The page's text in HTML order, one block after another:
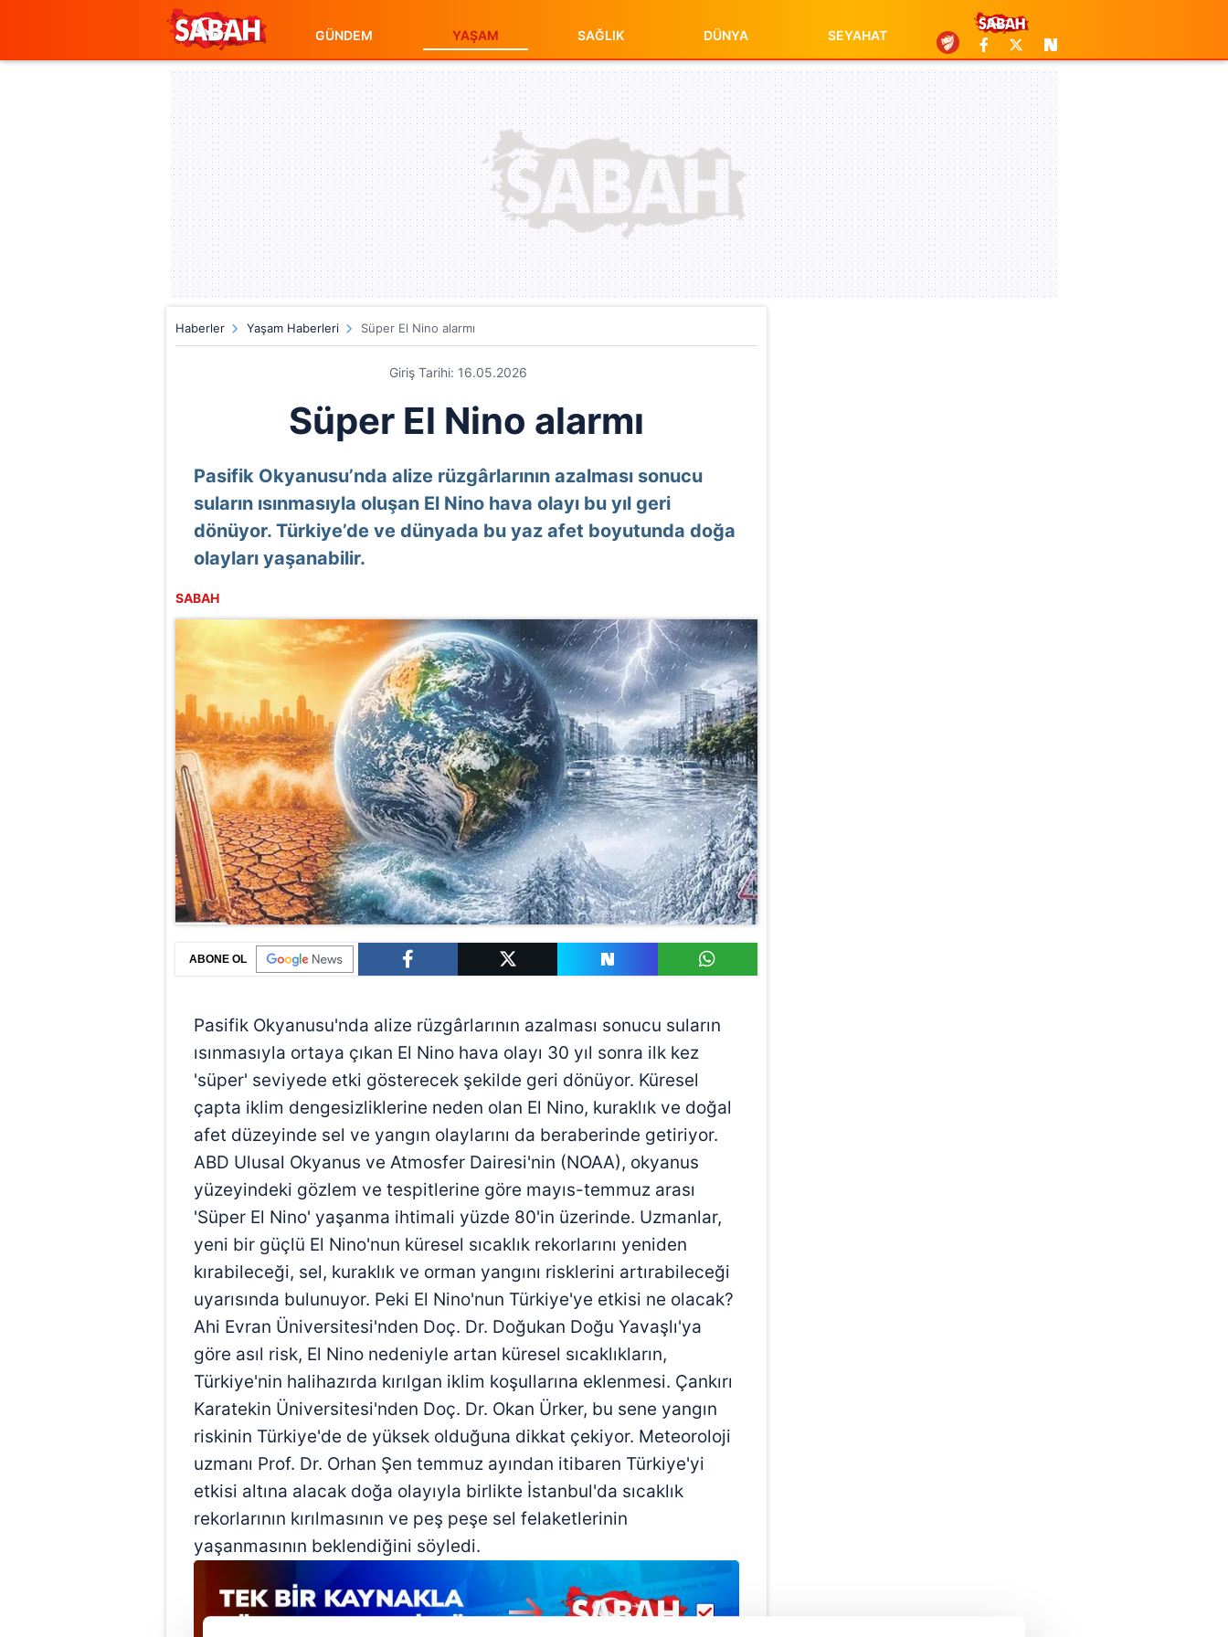
GÜNDEM YAŞAM SAĞLIK DÜNYA SEYAHAT
Haberler Yaşam Haberleri Süper El Nino alarmı
Giriş Tarihi: 16.05.2026
Süper El Nino alarmı
Pasifik Okyanusu’nda alize rüzgârlarının azalması sonucu
suların ısınmasıyla oluşan El Nino hava olayı bu yıl geri
dönüyor. Türkiye’de ve dünyada bu yaz afet boyutunda doğa
olayları yaşanabilir.
SABAH
ABONE OL
Pasifik Okyanusu'nda alize rüzgârlarının azalması sonucu suların
ısınmasıyla ortaya çıkan El Nino hava olayı 30 yıl sonra ilk kez
'süper' seviyede etki gösterecek şekilde geri dönüyor. Küresel
çapta iklim dengesizliklerine neden olan El Nino, kuraklık ve doğal
afet düzeyinde sel ve yangın olaylarını da beraberinde getiriyor.
ABD Ulusal Okyanus ve Atmosfer Dairesi'nin (NOAA), okyanus
yüzeyindeki gözlem ve tespitlerine göre mayıs-temmuz arası
'Süper El Nino' yaşanma ihtimali yüzde 80'in üzerinde. Uzmanlar,
yeni bir güçlü El Nino'nun küresel sıcaklık rekorlarını yeniden
kırabileceği, sel, kuraklık ve orman yangını risklerini artırabileceği
uyarısında bulunuyor. Peki El Nino'nun Türkiye'ye etkisi ne olacak?
Ahi Evran Üniversitesi'nden Doç. Dr. Doğukan Doğu Yavaşlı'ya
göre asıl risk, El Nino nedeniyle artan küresel sıcaklıkların,
Türkiye'nin halihazırda kırılgan iklim koşullarına eklenmesi. Çankırı
Karatekin Üniversitesi'nden Doç. Dr. Okan Ürker, bu sene yangın
riskinin Türkiye'de de yüksek olduğuna dikkat çekiyor. Meteoroloji
uzmanı Prof. Dr. Orhan Şen temmuz ayından itibaren Türkiye'yi
etkisi altına alacak doğa olayıyla birlikte İstanbul'da sıcaklık
rekorlarının kırılmasının ve peş peşe sel felaketlerinin
yaşanmasının beklendiğini söyledi.